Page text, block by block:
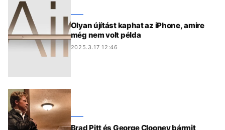
Olyan újítást kaphat az iPhone, amire
még nem volt példa
2025.3.17 12:46
Brad Pitt és George Clooney bármit